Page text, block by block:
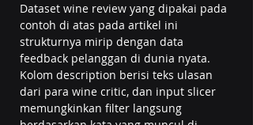
Dataset wine review yang dipakai pada
contoh di atas pada artikel ini
strukturnya mirip dengan data
feedback pelanggan di dunia nyata.
Kolom description berisi teks ulasan
dari para wine critic, dan input slicer
memungkinkan filter langsung